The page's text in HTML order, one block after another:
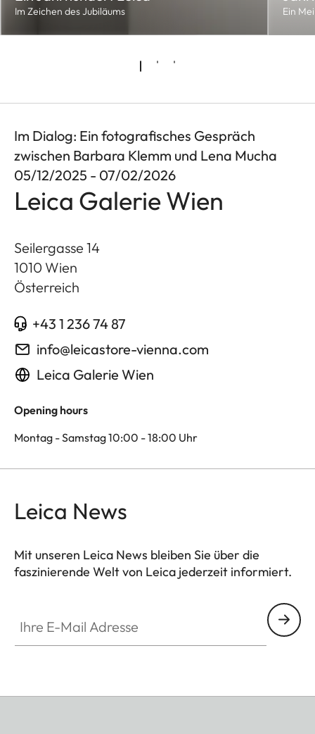
Im Zeichen des Jubiläums Ein
Im Dialog: Ein fotografisches Gespräch
zwischen Barbara Klemm und Lena Mucha
05/12/2025 - 07/02/2026
Leica Galerie Wien
Seilergasse 14
1010 Wien
Österreich
+43 1 236 74 87
info@leicastore-vienna.com
Leica Galerie Wien
Opening hours
Montag - Samstag 10:00 - 18:00 Uhr
Leica News
Mit unseren Leica News bleiben Sie über die
faszinierende Welt von Leica jederzeit informiert.